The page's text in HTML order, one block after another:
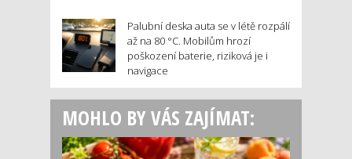
Palubní deska auta se v létě rozpálí
až na 80 °C. Mobilům hrozí
poškození baterie, riziková je i
navigace
MOHLO BY VÁS ZAJÍMAT: